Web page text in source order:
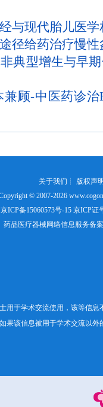
与现代胎儿医
径给药治疗慢性
典型增生与早
顾-中医药诊
关于我们 ┊ 版权声
© 2007-2026
京ICP备15060573号-15京ICP证
药品医疗器械网络信息服务备
用于学术交流使用，该等信息
果该信息被用于学术交流以外